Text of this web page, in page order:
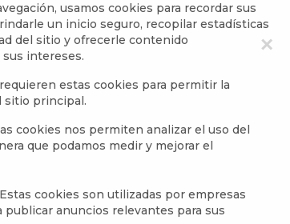
×
usamos cookies para recordar sus
un inicio seguro, recopilar estadísticas
del sitio y ofrecerle contenido
intereses.
estas cookies para permitir la
sitio principal.
cookies nos permiten analizar el uso del
que podamos medir y mejorar el
Estas cookies son utilizadas por empresas
publicar anuncios relevantes para sus
Informa"